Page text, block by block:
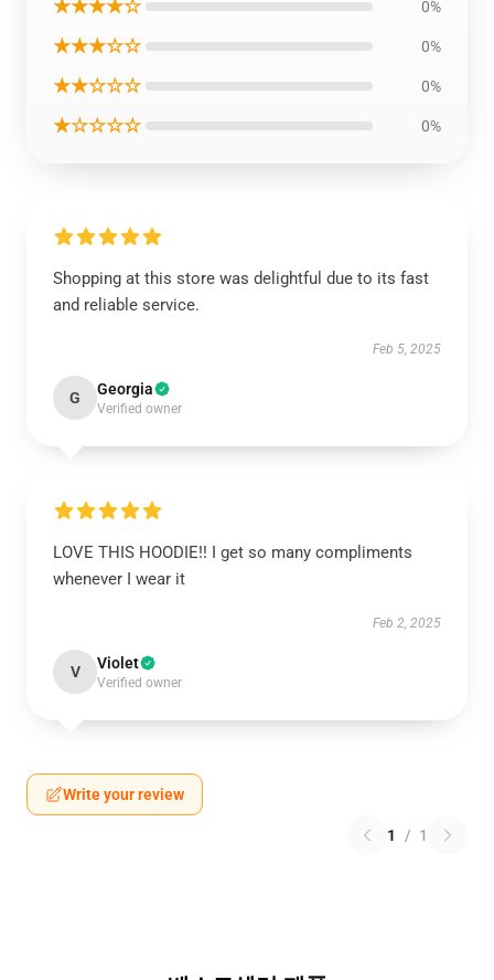
★★★★☆ 0%
★★★☆☆ 0%
★★☆☆☆ 0%
★☆☆☆☆ 0%
Shopping at this store was delightful due to its fast
and reliable service.
Feb 5, 2025
G Georgia
Verified owner
LOVE THIS HOODIE!! I get so many compliments
whenever I wear it
Feb 2, 2025
V Violet
Verified owner
Write your review
1 / 1